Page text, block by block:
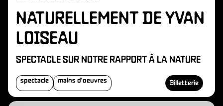
NATURELLEMENT DE YVAN
LOISEAU
SPECTACLE SUR NOTRE RAPPORT À LA NATURE
spectacle mains d'oeuvres Billetterie